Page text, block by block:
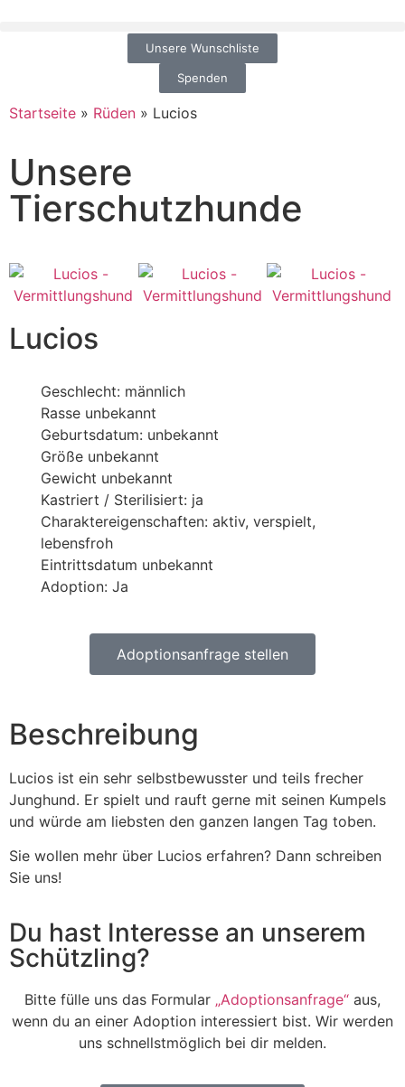
Unsere Wunschliste
Spenden
Startseite » Rüden » Lucios
Unsere
Tierschutzhunde
Lucios
Geschlecht: männlich
Rasse unbekannt
Geburtsdatum: unbekannt
Größe unbekannt
Gewicht unbekannt
Kastriert / Sterilisiert: ja
Charaktereigenschaften: aktiv, verspielt,
lebensfroh
Eintrittsdatum unbekannt
Adoption: Ja
Adoptionsanfrage stellen
Beschreibung
Lucios ist ein sehr selbstbewusster und teils frecher
Junghund. Er spielt und rauft gerne mit seinen Kumpels
und würde am liebsten den ganzen langen Tag toben.
Sie wollen mehr über Lucios erfahren? Dann schreiben
Sie uns!
Du hast Interesse an unserem
Schützling?
Bitte fülle uns das Formular „Adoptionsanfrage“ aus,
wenn du an einer Adoption interessiert bist. Wir werden
uns schnellstmöglich bei dir melden.